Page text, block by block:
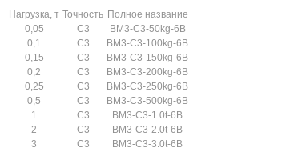
Нагрузка, т Точность Полное название
0,05
C3
BM3-C3-50kg-6B
0,1
C3
BM3-C3-100kg-6B
0,15
C3
BM3-C3-150kg-6B
0,2
C3
BM3-C3-200kg-6B
0,25
C3
BM3-C3-250kg-6B
0,5
C3
BM3-C3-500kg-6B
1
C3
BM3-C3-1.0t-6B
2
C3
BM3-C3-2.0t-6B
3
C3
BM3-C3-3.0t-6B